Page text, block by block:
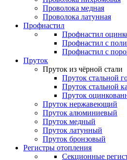
Проволока медная
Проволока латунная
Профнастил
Профнастил
Профнастил с
Профнастил с
Пруток
Пруток из чёрной стали
Пруток стальной
Пруток стальной
Пруток
Пруток нержавеющий
Пруток алюминиевый
Пруток медный
Пруток латунный
Пруток бронзовый
Регистры отопления
Секционные